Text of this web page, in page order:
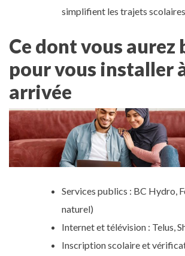
simplifient les trajets
Ce dont vous aurez
pour vous installer
arrivée
Services publics : BC Hydro,
naturel)
Internet et télévision : Telus,
Inscription scolaire et